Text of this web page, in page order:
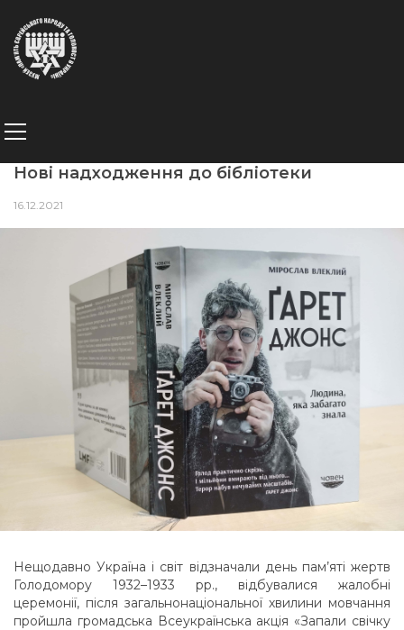
Нові надходження до бібліотеки
16.12.2021
Нещодавно Україна і світ відзначали день пам’яті жертв
Голодомору 1932–1933 рр., відбувалися жалобні
церемонії, після загальнонаціональної хвилини мовчання
пройшла громадська Всеукраїнська акція «Запали свічку